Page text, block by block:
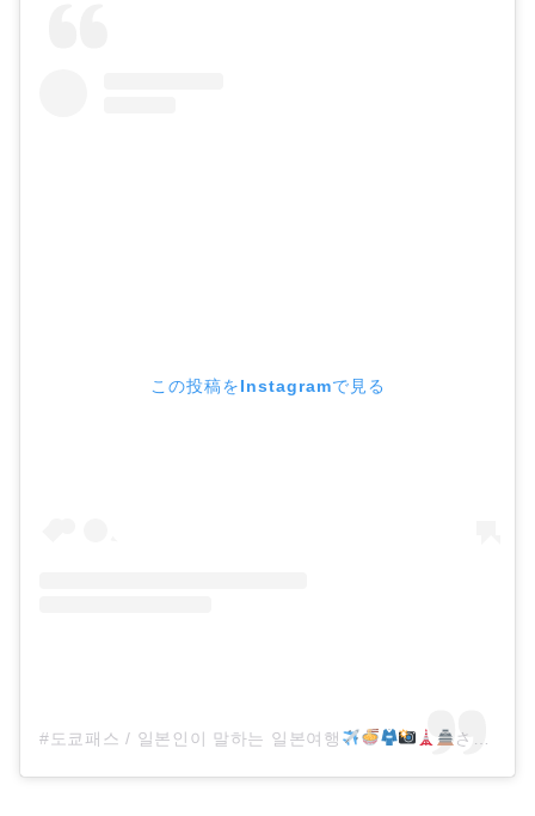
この投稿をInstagramで見る
#도쿄패스 / 일본인이 말하는 일본여행 さん(@tokyopass)がシェアした投稿